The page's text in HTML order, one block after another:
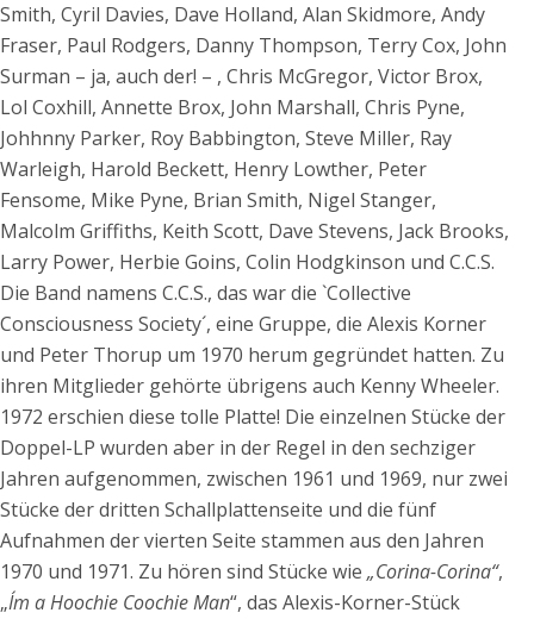
Smith, Cyril Davies, Dave Holland, Alan Skidmore, Andy
Fraser, Paul Rodgers, Danny Thompson, Terry Cox, John
Surman – ja, auch der! – , Chris McGregor, Victor Brox,
Lol Coxhill, Annette Brox, John Marshall, Chris Pyne,
Johhnny Parker, Roy Babbington, Steve Miller, Ray
Warleigh, Harold Beckett, Henry Lowther, Peter
Fensome, Mike Pyne, Brian Smith, Nigel Stanger,
Malcolm Griffiths, Keith Scott, Dave Stevens, Jack Brooks,
Larry Power, Herbie Goins, Colin Hodgkinson und C.C.S.
Die Band namens C.C.S., das war die `Collective
Consciousness Society´, eine Gruppe, die Alexis Korner
und Peter Thorup um 1970 herum gegründet hatten. Zu
ihren Mitglieder gehörte übrigens auch Kenny Wheeler.
1972 erschien diese tolle Platte! Die einzelnen Stücke der
Doppel-LP wurden aber in der Regel in den sechziger
Jahren aufgenommen, zwischen 1961 und 1969, nur zwei
Stücke der dritten Schallplattenseite und die fünf
Aufnahmen der vierten Seite stammen aus den Jahren
1970 und 1971. Zu hören sind Stücke wie „Corina-Corina“,
„I´m a Hoochie Coochie Man“, das Alexis-Korner-Stück